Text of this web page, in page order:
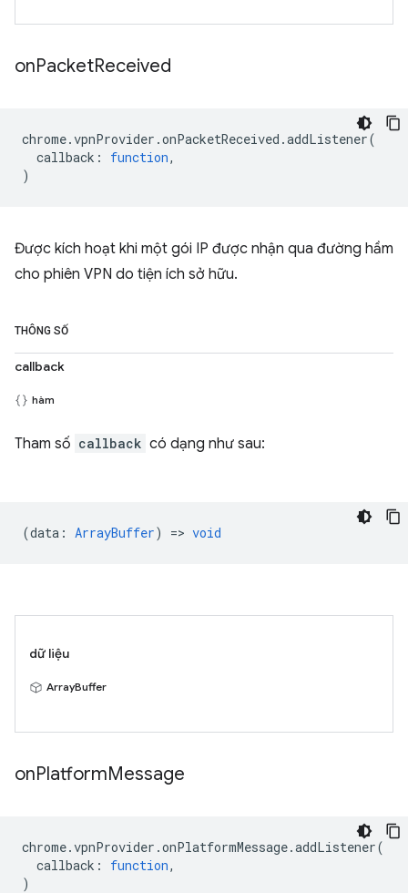
onPacketReceived
chrome.vpnProvider .onPacketReceived .addListener(
callback : function,
)
Được kích hoạt khi một gói IP được nhận qua đường hầm
cho phiên VPN do tiện ích sở hữu.
THÔNG SỐ
callback
hàm
Tham số callback có dạng như sau:
(data : ArrayBuffer) => void
dữ liệu
ArrayBuffer
onPlatformMessage
chrome.vpnProvider .onPlatformMessage.addListener(
callback : function,
)